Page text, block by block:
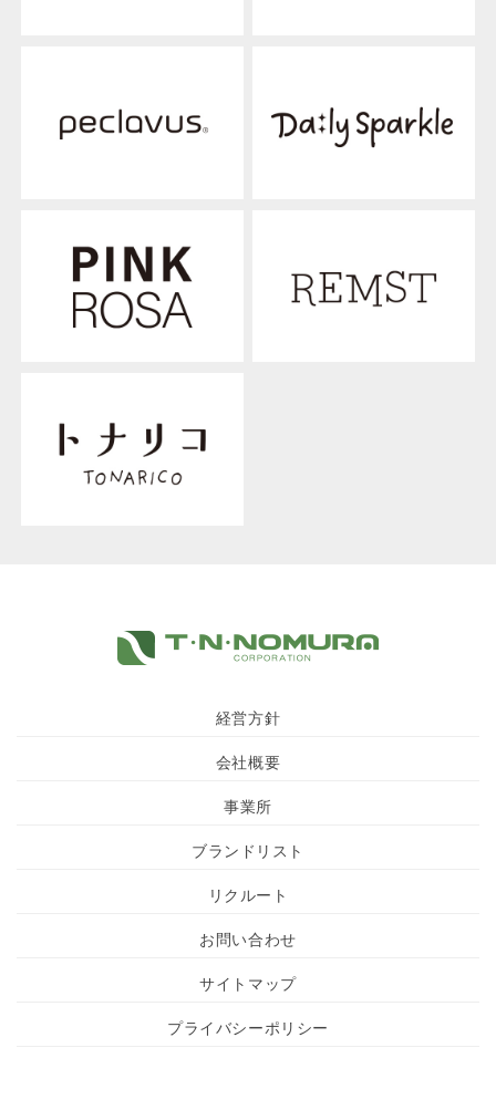
経営方針
会社概要
事業所
ブランドリスト
リクルート
お問い合わせ
サイトマップ
プライバシーポリシー